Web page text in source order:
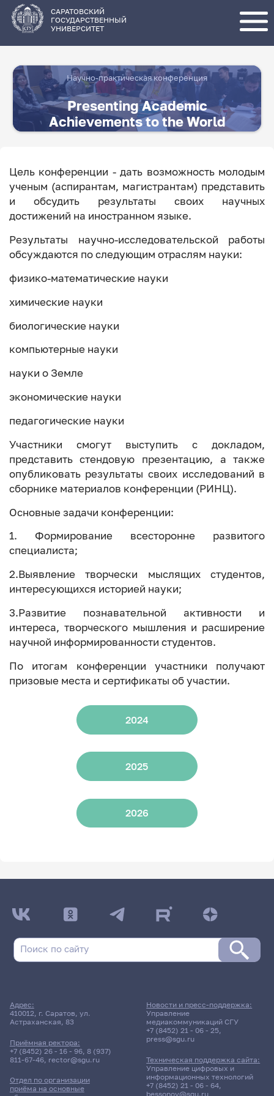
основному
содержанию
САРАТОВСКИЙ
ГОСУДАРСТВЕННЫЙ
УНИВЕРСИТЕТ
Научно-практическая конференция
Presenting Academic
Achievements to the World
Цель конференции - дать возможность молодым
ученым (аспирантам, магистрантам) представить
и обсудить результаты своих научных
достижений на иностранном языке.
Результаты научно-исследовательской работы
обсуждаются по следующим отраслям науки:
физико-математические науки
химические науки
биологические науки
компьютерные науки
науки о Земле
экономические науки
педагогические науки
Участники смогут выступить с докладом,
представить стендовую презентацию, а также
опубликовать результаты своих исследований в
сборнике материалов конференции (РИНЦ).
Основные задачи конференции:
1. Формирование всесторонне развитого
специалиста;
2.Выявление творчески мыслящих студентов,
интересующихся историей науки;
3.Развитие познавательной активности и
интереса, творческого мышления и расширение
научной информированности студентов.
По итогам конференции участники получают
призовые места и сертификаты об участии.
2024
2025
2026
Адрес:
410012, г. Саратов, ул.
Астраханская, 83
Приёмная ректора:
+7 (8452) 26 - 16 - 96, 8 (937)
811-67-46, rector@sgu.ru
Отдел по организации
приёма на основные
Новости и пресс-поддержка:
Управление
медиакоммуникаций СГУ
+7 (8452) 21 - 06 - 25,
press@sgu.ru
Техническая поддержка сайта:
Управление цифровых и
информационных технологий
+7 (8452) 21 - 06 - 64,
bessonov@sgu.ru